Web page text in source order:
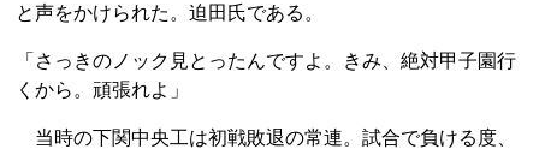
と声をかけられた。迫田氏である。
「さっきのノック見とったんですよ。きみ、絶対甲子園行
くから。頑張れよ」
当時の下関中央工は初戦敗退の常連。試合で負ける度、